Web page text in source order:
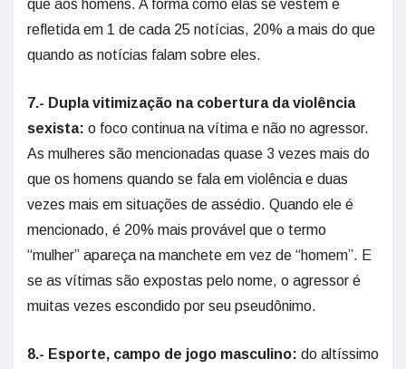
que aos homens. A forma como elas se vestem é
refletida em 1 de cada 25 notícias, 20% a mais do que
quando as notícias falam sobre eles.
7.- Dupla vitimização na cobertura da violência
sexista: o foco continua na vítima e não no agressor.
As mulheres são mencionadas quase 3 vezes mais do
que os homens quando se fala em violência e duas
vezes mais em situações de assédio. Quando ele é
mencionado, é 20% mais provável que o termo
“mulher” apareça na manchete em vez de “homem”. E
se as vítimas são expostas pelo nome, o agressor é
muitas vezes escondido por seu pseudônimo.
8.- Esporte, campo de jogo masculino: do altíssimo